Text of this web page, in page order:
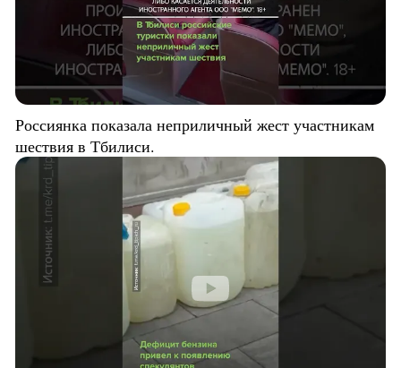
Россиянка показала неприличный жест участникам
шествия в Тбилиси.